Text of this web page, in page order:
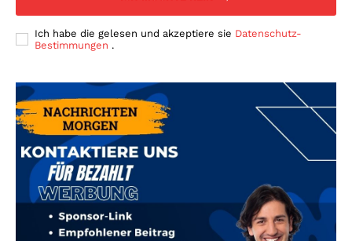
Ich habe die gelesen und akzeptiere sie Datenschutz-
Bestimmungen .